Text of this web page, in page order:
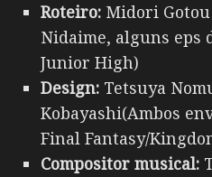
Roteiro: Midori
Nidaime, alguns eps
Junior High)
Design: Tetsuya
Kobayashi(Ambos
Final Fantasy/
Compositor musical: